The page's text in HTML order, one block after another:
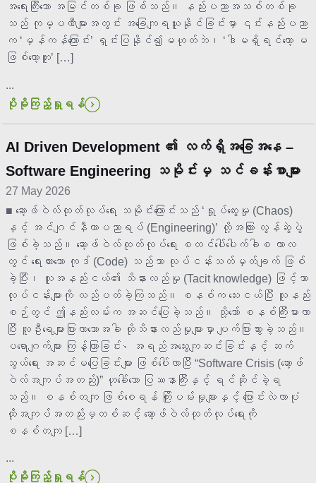
အရေးကြီးသော အမြင်တစ်ခု ဖြစ်သည်။ နည်းပညာအသစ်တစ်ခု
သည် ကုမ္ပဏီများအတွင်း အခြေကျရယူနိုင်ခြင်းမှာ ၎င်းနည်းပညာ
က ‘မှန်ကန်ကြောင်း’ ရှင်းပြနိုင်၍မဟုတ်ဘဲ၊ ‘ဒါမရှိရင်တော့ မ
ဖြစ်တော့ဘူး’ […]
...
ပိုမိုကြည့်ရှုရန်
AI Driven Development ၏ လက်ရှိအခြေအနေ –
Software Engineering သမိုင်းမှ သင်ခန်းစာများ
27 May 2026
■ ဆော့ဖ်ဝဲလ်ထုတ်လုပ်ရေး သမိုင်းကြောင်းသည် ‘ရှုပ်ထွေးမှု (Chaos)
နှင့် အင်ဂျင်နီယာပညာရပ် (Engineering)’ တို့အကြား လွန်ဆွဲပွဲ
ဖြစ်ခဲ့သည်။ ဆော့ဖ်ဝဲလ်ထုတ်လုပ်ရေး စတင်ပေါ်ပေါက်ခါစ ကာလ
တွင် ရေးထားသော ကုဒ် (Code) သည်သာ လုပ်ငန်းသတ်မှတ်ချက် ဖြစ်
ခဲ့ပြီး၊ လူအနည်းငယ်၏ သိနားလည်မှု (Tacit knowledge) ဖြင့်သာ
လုပ်ငန်းများကို လည်ပတ်ခဲ့ကြသည်။ စနစ်က သေးငယ်ပြီး လူနည်း
စဉ်တွင် ဤနည်းလမ်းက အဆင်ပြေခဲ့သည်။ သို့သော် စနစ်ကြီးမားလာ
ပြီး လူဦးရေများပြားလာသောအခါ ထိုသိနားလည်မှုများမှာ ပျက်ပြားသွားခဲ့သည်။
ပရောဂျက်များ ကြန့်ကြာခြင်း、အရည်အသွေးကျဆင်းခြင်းနှင့် ဆက်
သွယ်ရေး အဆင်မပြေခြင်းများ ဖြစ်ပေါ်လာပြီး “Software Crisis (ဆော့ဖ်
ဝဲလ်အကျပ်အတည်း)” ဟုခေါ်သော ပြဿနာကြီးနှင့် ရင်ဆိုင်ခဲ့ရ
သည်။ စနစ်တကျ ဖြစ်စေရန် ကြိုးပမ်းမှုများနှင့် ပြောင်းလဲလာပုံ
ထိုအကျပ်အတည်းမှတစ်ဆင့် ဆော့ဖ်ဝဲလ်ထုတ်လုပ်ရေးကို
စနစ်တကျ […]
...
ပိုမိုကြည့်ရှုရန်